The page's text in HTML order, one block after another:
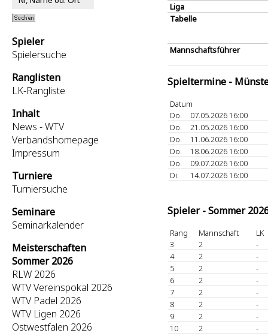
Spieler
Spielersuche
Ranglisten
LK-Rangliste
Inhalt
News - WTV
Verbandshomepage
Impressum
Turniere
Turniersuche
Seminare
Seminarkalender
Meisterschaften
Sommer 2026
RLW 2026
WTV Vereinspokal 2026
WTV Padel 2026
WTV Ligen 2026
Ostwestfalen 2026
Liga
Tabelle
Mannschaftsführer
Spieltermine -
Datum
Do.
07.05.2026 16:00
Do.
21.05.2026 16:00
Do.
11.06.2026 16:00
Do.
18.06.2026 16:00
Do.
09.07.2026 16:00
Di.
14.07.2026 16:00
Spieler - Sommer
Rang Mannschaft
LK
3
2
-
4
2
-
5
2
-
6
2
-
7
2
-
8
2
-
9
2
-
10
2 -